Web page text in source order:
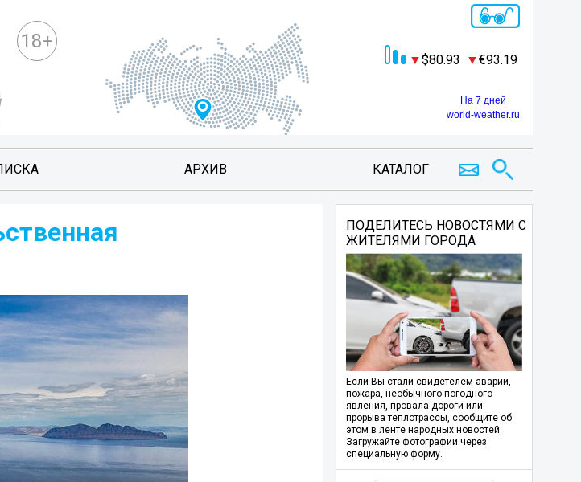
18+
80.93 93.19
На 7 дней
world-weather.ru
АРХИВ КАТАЛОГ
ПОДЕЛИТЕСЬ НОВОСТЯМИ С
ЖИТЕЛЯМИ ГОРОДА
Если Вы стали свидетелем аварии,
пожара, необычного погодного
явления, провала дороги или
прорыва теплотрассы, сообщите об
этом в ленте народных новостей.
Загружайте фотографии через
специальную форму.